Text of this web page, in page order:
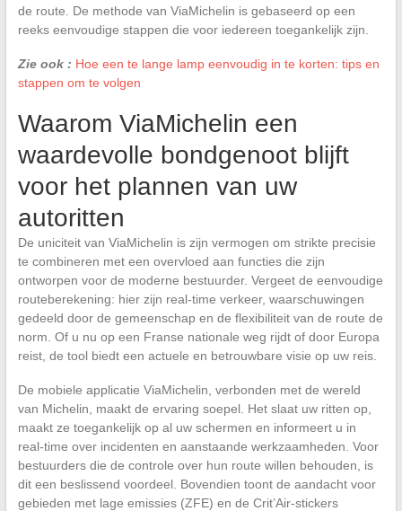
de route. De methode van ViaMichelin is gebaseerd op een
reeks eenvoudige stappen die voor iedereen toegankelijk zijn.
Zie ook : Hoe een te lange lamp eenvoudig in te korten: tips en
stappen om te volgen
Waarom ViaMichelin een
waardevolle bondgenoot blijft
voor het plannen van uw
autoritten
De uniciteit van ViaMichelin is zijn vermogen om strikte precisie
te combineren met een overvloed aan functies die zijn
ontworpen voor de moderne bestuurder. Vergeet de eenvoudige
routeberekening: hier zijn real-time verkeer, waarschuwingen
gedeeld door de gemeenschap en de flexibiliteit van de route de
norm. Of u nu op een Franse nationale weg rijdt of door Europa
reist, de tool biedt een actuele en betrouwbare visie op uw reis.
De mobiele applicatie ViaMichelin, verbonden met de wereld
van Michelin, maakt de ervaring soepel. Het slaat uw ritten op,
maakt ze toegankelijk op al uw schermen en informeert u in
real-time over incidenten en aanstaande werkzaamheden. Voor
bestuurders die de controle over hun route willen behouden, is
dit een beslissend voordeel. Bovendien toont de aandacht voor
gebieden met lage emissies (ZFE) en de Crit’Air-stickers